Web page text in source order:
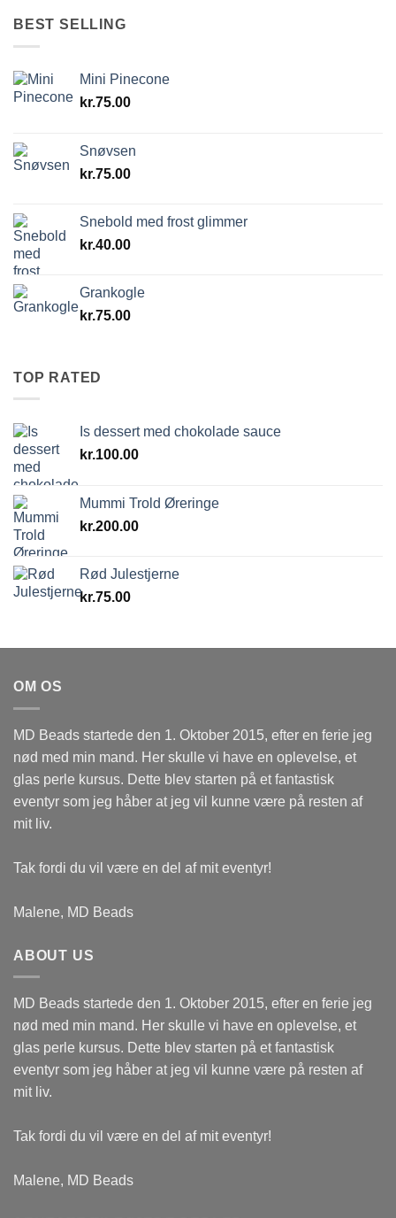
BEST SELLING
Mini Pinecone
kr.75.00
Snøvsen
kr.75.00
Snebold med frost glimmer
kr.40.00
Grankogle
kr.75.00
TOP RATED
Is dessert med chokolade sauce
kr.100.00
Mummi Trold Øreringe
kr.200.00
Rød Julestjerne
kr.75.00
OM OS
MD Beads startede den 1. Oktober 2015, efter en ferie jeg
nød med min mand. Her skulle vi have en oplevelse, et
glas perle kursus. Dette blev starten på et fantastisk
eventyr som jeg håber at jeg vil kunne være på resten af
mit liv.
Tak fordi du vil være en del af mit eventyr!
Malene, MD Beads
ABOUT US
MD Beads startede den 1. Oktober 2015, efter en ferie jeg
nød med min mand. Her skulle vi have en oplevelse, et
glas perle kursus. Dette blev starten på et fantastisk
eventyr som jeg håber at jeg vil kunne være på resten af
mit liv.
Tak fordi du vil være en del af mit eventyr!
Malene, MD Beads